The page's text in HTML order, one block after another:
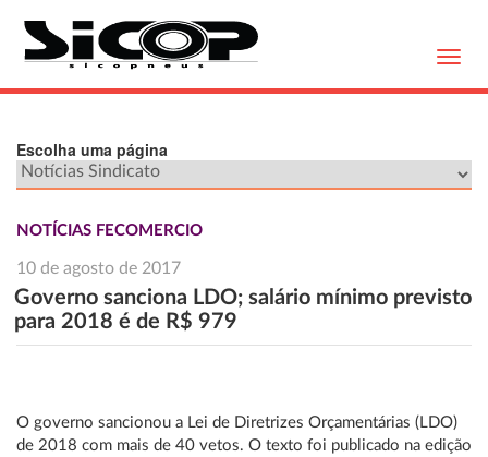
Escolha uma página
NOTÍCIAS FECOMERCIO
10 de agosto de 2017
Governo sanciona LDO; salário mínimo previsto
para 2018 é de R$ 979
O governo sancionou a Lei de Diretrizes Orçamentárias (LDO)
de 2018 com mais de 40 vetos. O texto foi publicado na edição